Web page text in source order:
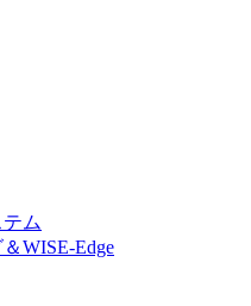
ム
WISE-Edge